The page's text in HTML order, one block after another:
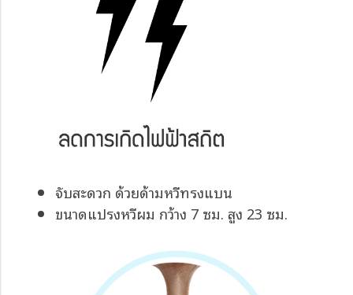
จับสะดวก ด้วยด้ามหวีทรงแบน
ขนาดแปรงหวีผม กว้าง 7 ซม. สูง 23 ซม.